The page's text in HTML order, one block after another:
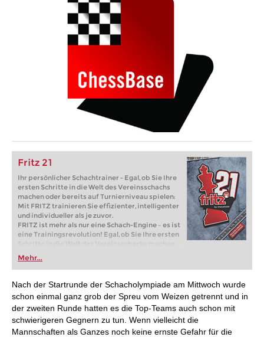
Fritz 21
Ihr persönlicher Schachtrainer - Egal, ob Sie Ihre
ersten Schritte in die Welt des Vereinsschachs
machen oder bereits auf Turnierniveau spielen:
Mit FRITZ trainieren Sie effizienter, intelligenter
und individueller als je zuvor.
FRITZ ist mehr als nur eine Schach-Engine – es ist
eine Trainingsrevolution! Egal, ob Sie Ihre ersten
Schritte in die Welt des Vereinsschachs machen
oder bereits auf Turnierniveau spielen: Mit
FRITZ trainieren Sie effizienter, intelligenter und
individueller als je zuvor.
Mehr...
Nach der Startrunde der Schacholympiade am Mittwoch wurde
schon einmal ganz grob der Spreu vom Weizen getrennt und in
der zweiten Runde hatten es die Top-Teams auch schon mit
schwierigeren Gegnern zu tun. Wenn vielleicht die
Mannschaften als Ganzes noch keine ernste Gefahr für die